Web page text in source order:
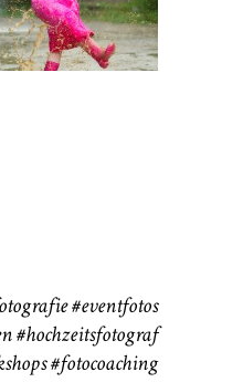
37
#eventfotos
#hochzeitsfotograf
#fotocoaching